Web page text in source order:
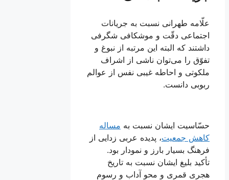
علّامه طهرانى نسبت به جريانات
اجتماعى دقّت و موشكافى شگرفى
داشتند كه البته اين مرتبه از نبوغ و
تفوّق را می‌توان ناشى از اشراف
ملكوتى و احاطه غيبى نفس از عوالم
ربوبى دانست.
حسّاسيت ايشان نسبت بهمساله
کاهش جمعیت، پديده عربى زدايى از
فرهنگ بسيار بارز و نمودار بود.
تأكيد بليغ ايشان نسبت به تاريخ
هجرى قمرى و محو آداب و رسوم